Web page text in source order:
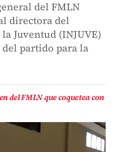
del FMLN
directora del
Juventud (INJUVE)
partido para la
del FMLN que coquetea con